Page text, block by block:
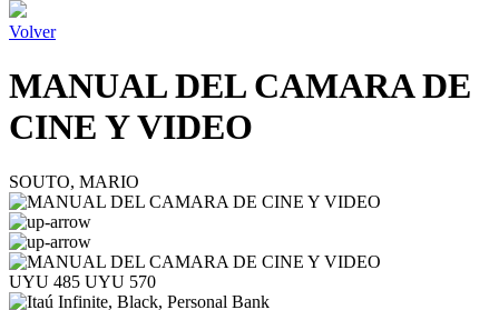
Volver
MANUAL DEL CAMARA DE
CINE Y VIDEO
SOUTO, MARIO
UYU 485 UYU 570